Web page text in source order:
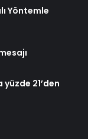
Yöntemle
21’den